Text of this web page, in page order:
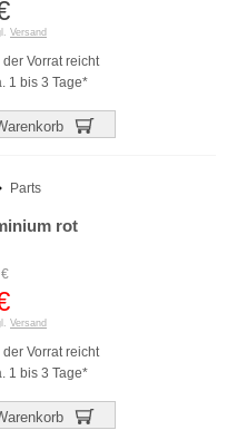
Versand
Vorrat reicht
1 bis 3 Tage*
Parts
rot
Versand
Vorrat reicht
1 bis 3 Tage*